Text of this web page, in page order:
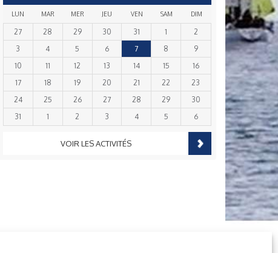
LUN MAR MER JEU VEN SAM DIM
27 28 29 30 31 1
2
3
4 5 6 7 8
9
10
11 12 13 14 15
16
17
18 19 20 21 22
23
24
25 26 27 28 29
30
31
1 2 3 4 5 6
VOIR LES ACTIVITÉS